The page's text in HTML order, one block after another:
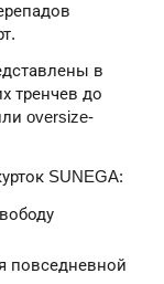
в
тренчев до
oversize-
SUNEGA:
повседневной